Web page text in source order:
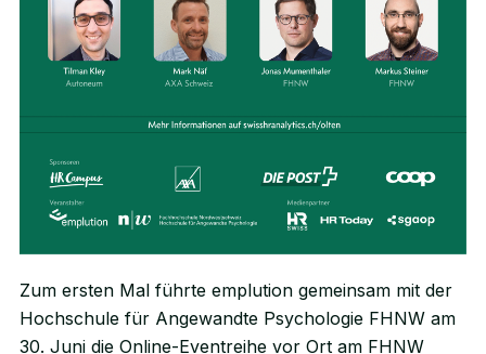
Zum ersten Mal führte emplution gemeinsam mit der
Hochschule für Angewandte Psychologie FHNW am
30. Juni die Online-Eventreihe vor Ort am FHNW